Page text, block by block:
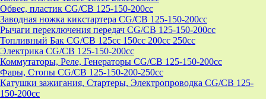
Обвес, пластик CG/CB 125-150-200cc
Заводная ножка кикстартера CG/CB 125-150-200cc
Рычаги переключения передач CG/CB 125-150-200cc
Топливный Бак CG/CB 125cc 150cc 200cc 250cc
Электрика CG/CB 125-150-200cc
Коммутаторы, Реле, Генераторы CG/CB 125-150-200cc
Фары, Стопы CG/CB 125-150-200-250cc
Катушки зажигания, Стартеры, Электропроводка CG/CB 125-
150-200cc